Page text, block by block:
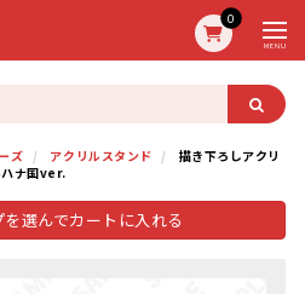
0
MENU
ズ アクリルスタンド
描き下ろしアクリ
ハナ国ver.
選んでカートに入れる